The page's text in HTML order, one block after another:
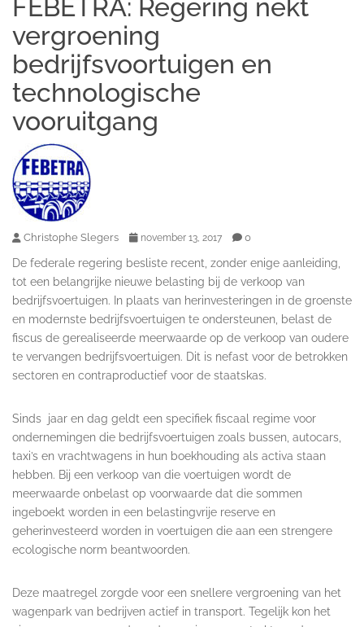
FEBETRA: Regering nekt
vergroening
bedrijfsvoortuigen en
technologische
vooruitgang
Christophe Slegers november 13, 2017 0
De federale regering besliste recent, zonder enige aanleiding,
tot een belangrijke nieuwe belasting bij de verkoop van
bedrijfsvoertuigen. In plaats van herinvesteringen in de groenste
en modernste bedrijfsvoertuigen te ondersteunen, belast de
fiscus de gerealiseerde meerwaarde op de verkoop van oudere
te vervangen bedrijfsvoertuigen. Dit is nefast voor de betrokken
sectoren en contraproductief voor de staatskas.
Sinds jaar en dag geldt een specifiek fiscaal regime voor
ondernemingen die bedrijfsvoertuigen zoals bussen, autocars,
taxi’s en vrachtwagens in hun boekhouding als activa staan
hebben. Bij een verkoop van die voertuigen wordt de
meerwaarde onbelast op voorwaarde dat die sommen
ingeboekt worden in een belastingvrije reserve en
geherinvesteerd worden in voertuigen die aan een strengere
ecologische norm beantwoorden.
Deze maatregel zorgde voor een snellere vergroening van het
wagenpark van bedrijven actief in transport. Tegelijk kon het